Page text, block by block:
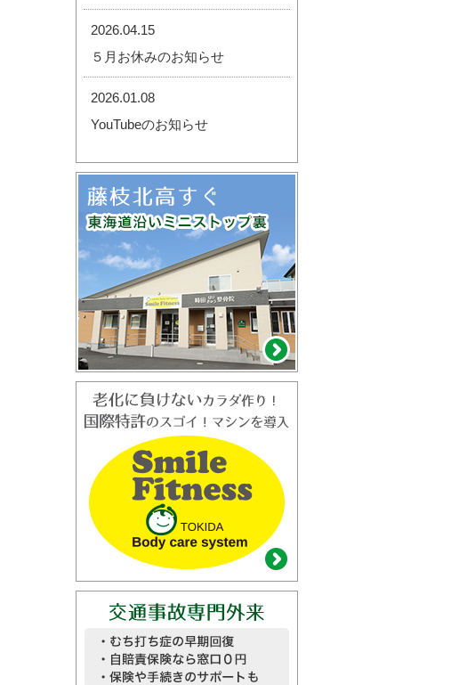
2026.04.15
５月お休みのお知らせ
2026.01.08
YouTubeのお知らせ